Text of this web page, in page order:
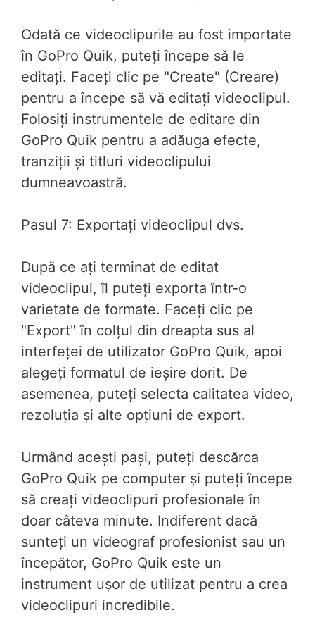
Odată ce videoclipurile au fost importate
în GoPro Quik, puteți începe să le
editați. Faceți clic pe "Create" (Creare)
pentru a începe să vă editați videoclipul.
Folosiți instrumentele de editare din
GoPro Quik pentru a adăuga efecte,
tranziții și titluri videoclipului
dumneavoastră.
Pasul 7: Exportați videoclipul dvs.
După ce ați terminat de editat
videoclipul, îl puteți exporta într-o
varietate de formate. Faceți clic pe
"Export" în colțul din dreapta sus al
interfeței de utilizator GoPro Quik, apoi
alegeți formatul de ieșire dorit. De
asemenea, puteți selecta calitatea video,
rezoluția și alte opțiuni de export.
Urmând acești pași, puteți descărca
GoPro Quik pe computer și puteți începe
să creați videoclipuri profesionale în
doar câteva minute. Indiferent dacă
sunteți un videograf profesionist sau un
începător, GoPro Quik este un
instrument ușor de utilizat pentru a crea
videoclipuri incredibile.